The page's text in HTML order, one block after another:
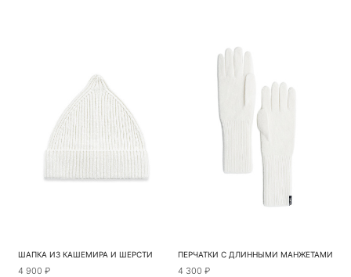
ШАПКА ИЗ КАШЕМИРА И ШЕРСТИ
4 900 ₽
ПЕРЧАТКИ С ДЛИННЫМИ МАНЖЕТАМИ
4 300 ₽